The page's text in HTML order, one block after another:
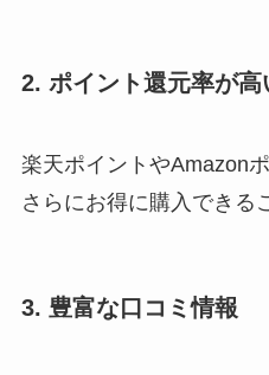
2. ポイント還元率が高
楽天ポイントやAmazon
さらにお得に購入できる
3. 豊富な口コミ情報